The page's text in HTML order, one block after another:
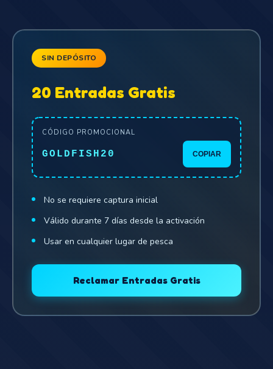
SIN DEPÓSITO
20 Entradas Gratis
CÓDIGO PROMOCIONAL
GOLDFISH20 COPIAR
No se requiere captura inicial
Válido durante 7 días desde la activación
Usar en cualquier lugar de pesca
Reclamar Entradas Gratis